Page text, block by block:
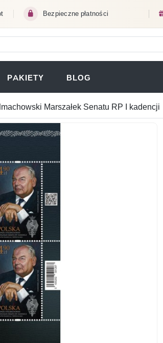
Bezpieczne płatności
PAKIETY BLOG
Marszałek Senatu RP I kadencji